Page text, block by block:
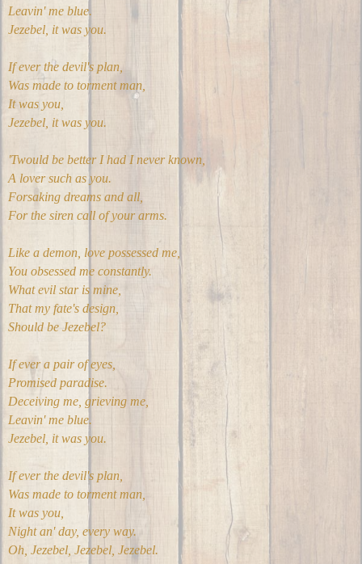
Leavin' me blue.
Jezebel, it was you.
If ever the devil's plan,
Was made to torment man,
It was you,
Jezebel, it was you.
'Twould be better I had I never known,
A lover such as you.
Forsaking dreams and all,
For the siren call of your arms.
Like a demon, love possessed me,
You obsessed me constantly.
What evil star is mine,
That my fate's design,
Should be Jezebel?
If ever a pair of eyes,
Promised paradise.
Deceiving me, grieving me,
Leavin' me blue.
Jezebel, it was you.
If ever the devil's plan,
Was made to torment man,
It was you,
Night an' day, every way.
Oh, Jezebel, Jezebel, Jezebel.